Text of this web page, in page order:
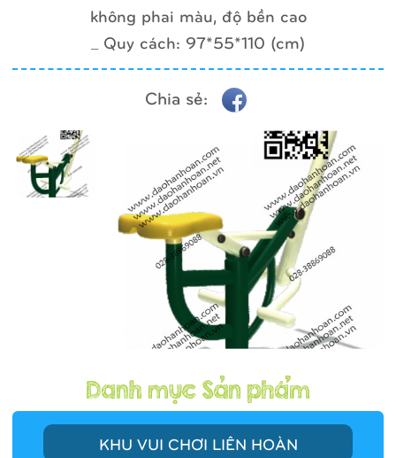
KHU VUI CHƠI LIÊN HOÀN
không phai màu, độ bền cao
_ Quy cách: 97*55*110 (cm)
Chia sẻ: